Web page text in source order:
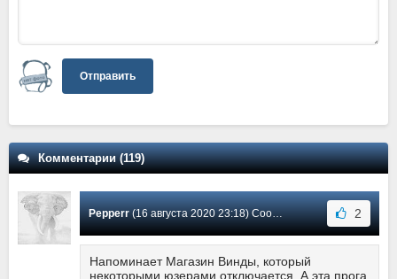
Отправить
Комментарии (119)
Pepperr(16 августа 2020 23:18) Сообщение #58 2
Напоминает Магазин Винды, который
некоторыми юзерами отключается. А эта прога